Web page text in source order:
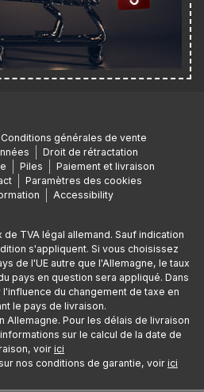
Conditions générales de vente
Droit de rétractation
Piles
Paiement et livraison
Paramètres des cookies
Accessibility
TVA légal allemand. Sauf indication
s'appliquent. Si vous choisissez
de l'UE autre que l'Allemagne, le taux
pays en question sera appliqué. Dans
du changement de taxe en
le pays de livraison.
Allemagne. Pour les délais de livraison
sur le calcul de la date de
voir ici
nos conditions de garantie, voir ici